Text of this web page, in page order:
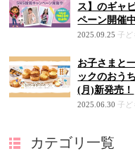
ス】のギャ
ペーン開催
2025.09.25 子ど
お子さまと
ックのおう
(月)新発売！
2025.06.30 子ど
カテゴリ一覧